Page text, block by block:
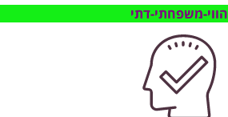
הווי-משפחתי-דתי